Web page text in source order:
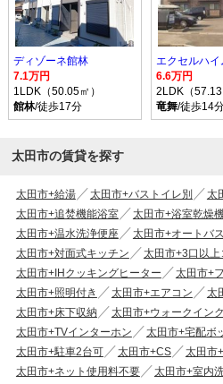
ディゾーネ館林
7.1万円
1LDK（50.05㎡）
館林/徒歩17分
エクセルハイ
6.6万円
2LDK（57.13
竜舞/徒歩14
太田市の賃貸を探す
太田市+給湯 太田市+バストイレ別
太
太田市+追焚機能浴室
太田市+浴室乾燥
太田市+温水洗浄便座
太田市+オートバス
太田市+対面式キッチン
太田市+3口以上
太田市+IHクッキングヒーター
太田市+
太田市+照明付き
太田市+エアコン
太
太田市+床下収納
太田市+ウォークイン
太田市+TVインターホン
太田市+宅配ボ
太田市+駐車2台可
太田市+CS 太田市
太田市+ネット使用料不要
太田市+室内